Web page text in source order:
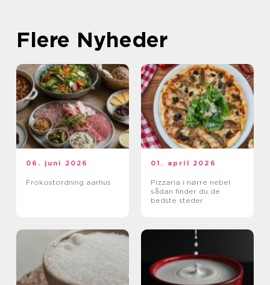
Flere Nyheder
06. juni 2026
Frokostordning aarhus
01. april 2026
Pizzaria i nørre nebel
sådan finder du de
bedste steder